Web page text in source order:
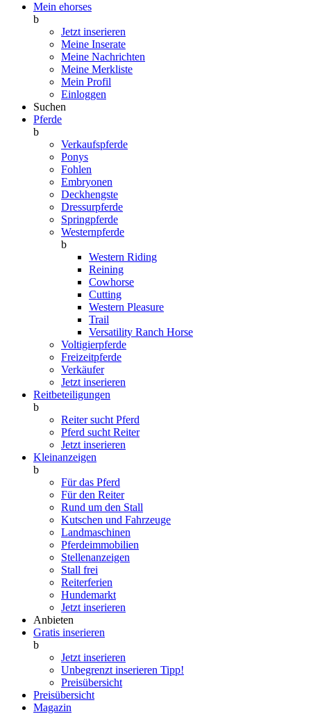
Mein ehorses
b
Jetzt inserieren
Meine Inserate
Meine Nachrichten
Meine Merkliste
Mein Profil
Einloggen
Suchen
Pferde
b
Verkaufspferde
Ponys
Fohlen
Embryonen
Deckhengste
Dressurpferde
Springpferde
Westernpferde
b
Western Riding
Reining
Cowhorse
Cutting
Western Pleasure
Trail
Versatility Ranch Horse
Voltigierpferde
Freizeitpferde
Verkäufer
Jetzt inserieren
Reitbeteiligungen
b
Reiter sucht Pferd
Pferd sucht Reiter
Jetzt inserieren
Kleinanzeigen
b
Für das Pferd
Für den Reiter
Rund um den Stall
Kutschen und Fahrzeuge
Landmaschinen
Pferdeimmobilien
Stellenanzeigen
Stall frei
Reiterferien
Hundemarkt
Jetzt inserieren
Anbieten
Gratis inserieren
b
Jetzt inserieren
Unbegrenzt inserieren Tipp!
Preisübersicht
Preisübersicht
Magazin